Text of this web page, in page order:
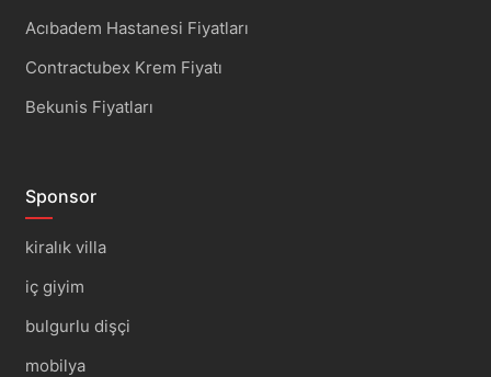
Acıbadem Hastanesi Fiyatları
Contractubex Krem Fiyatı
Bekunis Fiyatları
Sponsor
kiralık villa
iç giyim
bulgurlu dişçi
mobilya